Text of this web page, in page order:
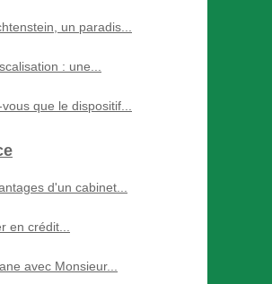
un paradis...
: une...
que le dispositif...
d'un cabinet...
en crédit...
avec Monsieur...